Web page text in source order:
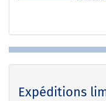
Expéditions